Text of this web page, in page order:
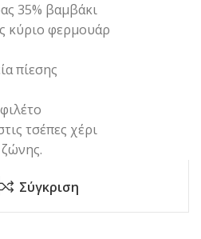
35% βαμβάκι
κύριο φερμουάρ
πίεσης
τσέπες χέρι
Σύγκριση